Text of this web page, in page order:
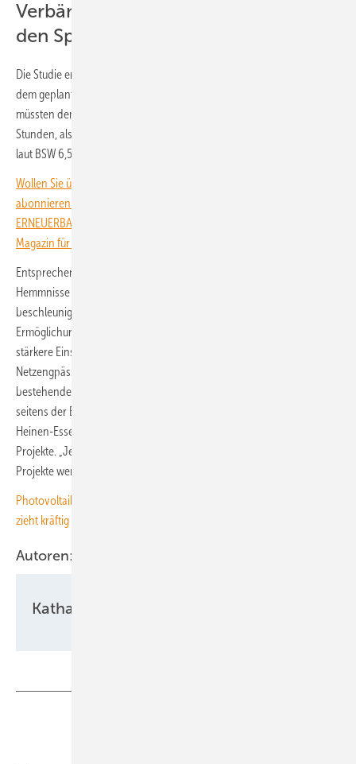
Verbände fordern Hemmnisse für
den Speicherausbau abzubauen
Die Studie ermittelte zudem, wie viel Speicherkapazität nötig ist, um mit
dem geplanten Ausbau der Erneuerbaren Schritt zu halten. Pro Jahr
müssten demnach 8 GW Speicher mit einer Kapazität von vier
Stunden, also 32 GWh, neu angeschlossen werden. 2025 waren es
laut BSW 6,5 GWh.
Wollen Sie über die Energiewende auf dem Laufenden bleiben? Dann
abonnieren Sie einfach den kostenlosen Newsletter von
ERNEUERBARE ENERGIEN – dem größten verbandsunabhängigen
Magazin für erneuerbare Energien in Deutschland!
Entsprechend fordern die auftraggebenden Verbände, regulatorische
Hemmnisse beim Speicherausbau rasch abzubauen. Dazu gehörten
beschleunigte und standardisierte Netzanschlussverfahren, die
Ermöglichung des Multi-Use-Betriebs von Batteriespeichern, der
stärkere Einsatz von Speichern bei Redispatch-Maßnahmen und
Netzengpässen sowie vereinfachte Anschlussregeln für Speicher an
bestehenden Netzanschlüssen. „Die Zahl der Netzanschluss-Anfragen
seitens der EE-Branche zeigt: Der Markt steht bereit“, sagte Ursula
Heinen-Esser, Präsidentin des BEE. Aber Anfragen seien noch keine
Projekte. „Jetzt muss die Politik dafür sorgen, dass aus Anfragen auch
Projekte werden.“
Photovoltaikmarkt bleibt stabil, Nachfrage nach Batteriespeichern
zieht kräftig an
Autoren:
Katharina Wolf